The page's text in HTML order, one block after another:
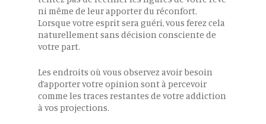
ni même de leur apporter du réconfort.
Lorsque votre esprit sera guéri, vous ferez cela
naturellement sans décision consciente de
votre part.
Les endroits où vous observez avoir besoin
d’apporter votre opinion sont à percevoir
comme les traces restantes de votre addiction
à vos projections.